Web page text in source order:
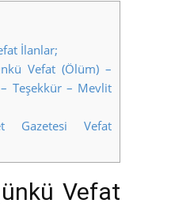
İlanlar;
Vefat (Ölüm) –
– Teşekkür – Mevlit
Gazetesi Vefat
Vefat